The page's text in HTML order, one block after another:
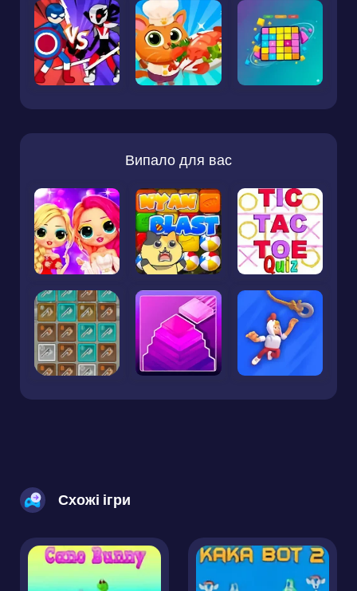
Випало для вас
Схожі ігри